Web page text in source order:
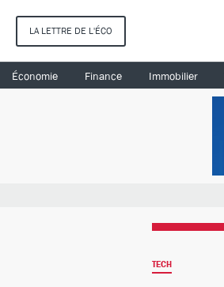
LA LETTRE DE L'ÉCO
Économie Finance Immobilier
TECH